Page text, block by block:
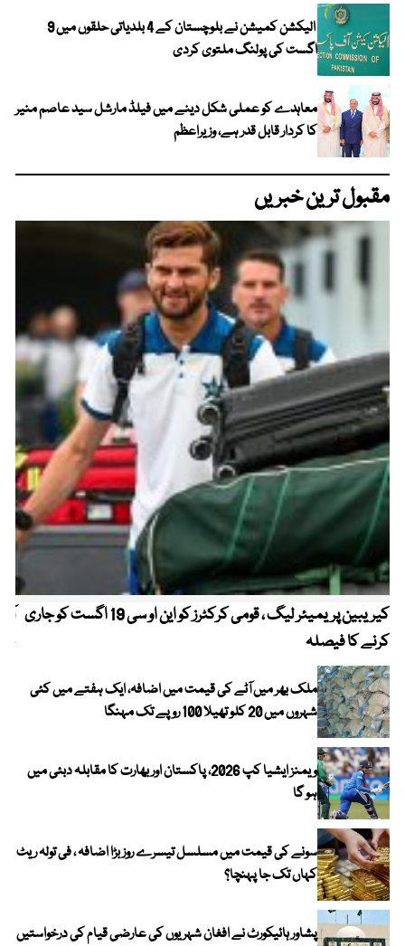
الیکشن کمیشن نے بلوچستان کے 4 بلدیاتی حلقوں میں 9
اگست کی پولنگ ملتوی کردی
معاہدے کو عملی شکل دینے میں فیلڈ مارشل سید عاصم منیر
کا کردار قابل قدر ہے، وزیراعظم
مقبول ترین خبریں
کیریبین پریمیئر لیگ ، قومی کرکٹرز کو این او سی 19 اگست کو جاری
کرنے کا فیصلہ
ملک بھر میں آٹے کی قیمت میں اضافہ، ایک ہفتے میں کئی
شہروں میں 20 کلو تھیلا 100 روپے تک مہنگا
ویمنز ایشیا کپ 2026، پاکستان اور بھارت کا مقابلہ دبئی میں
ہو گا
سونے کی قیمت میں مسلسل تیسرے روز بڑا اضافہ ، فی تولہ ریٹ
کہاں تک جا پہنچا؟
پشاور ہائیکورٹ نے افغان شہریوں کی عارضی قیام کی درخواستیں